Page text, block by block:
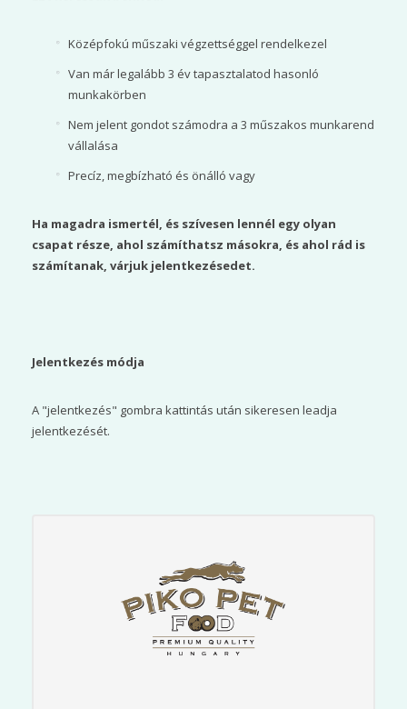
Középfokú műszaki végzettséggel rendelkezel
Van már legalább 3 év tapasztalatod hasonló
munkakörben
Nem jelent gondot számodra a 3 műszakos munkarend
vállalása
Precíz, megbízható és önálló vagy
Ha magadra ismertél, és szívesen lennél egy olyan
csapat része, ahol számíthatsz másokra, és ahol rád is
számítanak, várjuk jelentkezésedet.
Jelentkezés módja
A "jelentkezés" gombra kattintás után sikeresen leadja
jelentkezését.